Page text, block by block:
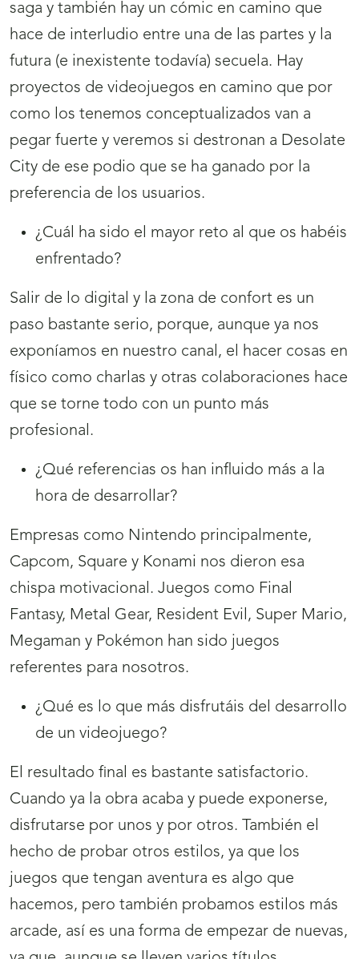
saga y también hay un cómic en camino que
hace de interludio entre una de las partes y la
futura (e inexistente todavía) secuela. Hay
proyectos de videojuegos en camino que por
como los tenemos conceptualizados van a
pegar fuerte y veremos si destronan a Desolate
City de ese podio que se ha ganado por la
preferencia de los usuarios.
¿Cuál ha sido el mayor reto al que os habéis
enfrentado?
Salir de lo digital y la zona de confort es un
paso bastante serio, porque, aunque ya nos
exponíamos en nuestro canal, el hacer cosas en
físico como charlas y otras colaboraciones hace
que se torne todo con un punto más
profesional.
¿Qué referencias os han influido más a la
hora de desarrollar?
Empresas como Nintendo principalmente,
Capcom, Square y Konami nos dieron esa
chispa motivacional. Juegos como Final
Fantasy, Metal Gear, Resident Evil, Super Mario,
Megaman y Pokémon han sido juegos
referentes para nosotros.
¿Qué es lo que más disfrutáis del desarrollo
de un videojuego?
El resultado final es bastante satisfactorio.
Cuando ya la obra acaba y puede exponerse,
disfrutarse por unos y por otros. También el
hecho de probar otros estilos, ya que los
juegos que tengan aventura es algo que
hacemos, pero también probamos estilos más
arcade, así es una forma de empezar de nuevas,